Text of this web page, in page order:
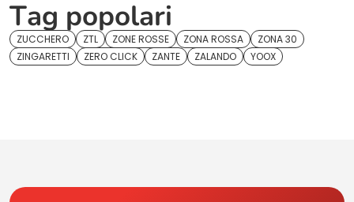
Tag popolari
ZUCCHERO ZTL ZONE ROSSE ZONA ROSSA
ZONA 30
ZINGARETTI
ZERO CLICK ZANTE ZALANDO YOOX